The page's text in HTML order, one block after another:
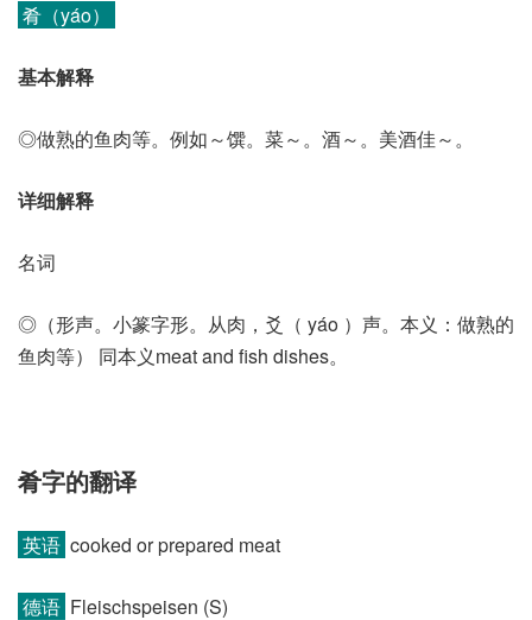
肴（yáo）
基本解释
◎做熟的鱼肉等。例如～馔。菜～。酒～。美酒佳～。
详细解释
名词
◎（形声。小篆字形。从肉，爻（ yáo ）声。本义：做熟的
鱼肉等） 同本义meat and fish dishes。
肴字的翻译
英语 cooked or prepared meat
德语 Fleischspeisen (S)